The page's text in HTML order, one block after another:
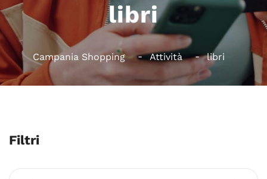
libri
Campania Shopping Attività libri
Filtri